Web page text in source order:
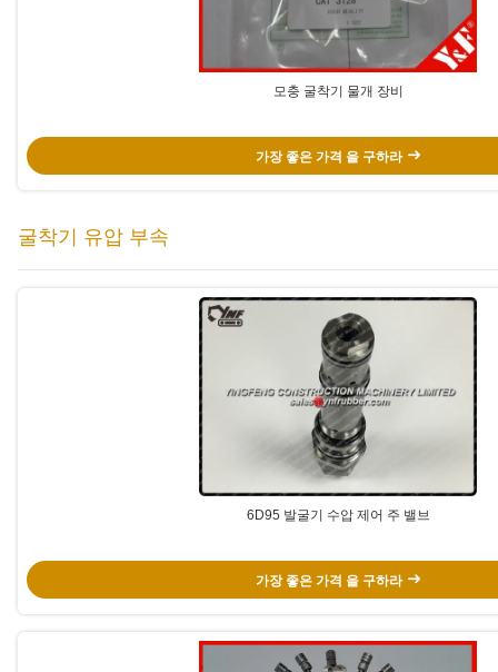
모충 굴착기 물개 장비
가장 좋은 가격 을 구하라
굴착기 유압 부속
6D95 발굴기 수압 제어 주 밸브
가장 좋은 가격 을 구하라